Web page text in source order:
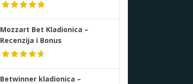
Mozzart Bet Kladionica –
Recenzija i Bonus
Betwinner kladionica –